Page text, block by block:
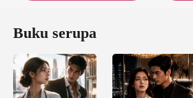
Buku serupa